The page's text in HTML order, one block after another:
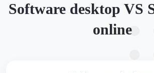
Software desktop VS
online